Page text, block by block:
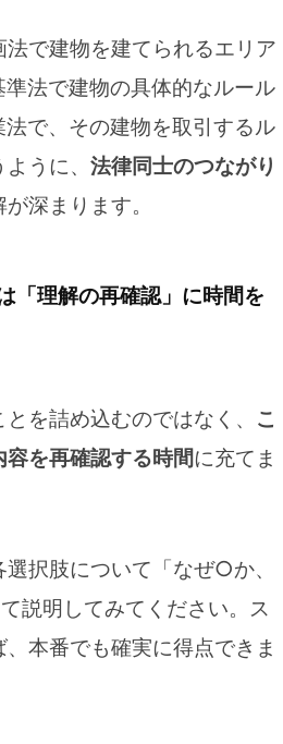
で建物を建てられるエリア
法で建物の具体的なルール
で、その建物を取引するル
うに、 法律同士のつながり
深まります。
「理解の再確認」に時間を
を詰め込むのではなく、 こ
を再確認する時間に充てま
択肢について「なぜ○か、
説明してみてください。ス
本番でも確実に得点できま